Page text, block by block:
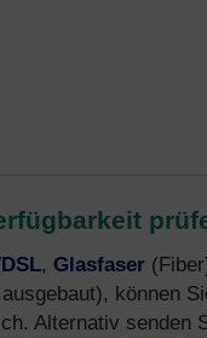
, Glasfaser
können
Alternativ senden